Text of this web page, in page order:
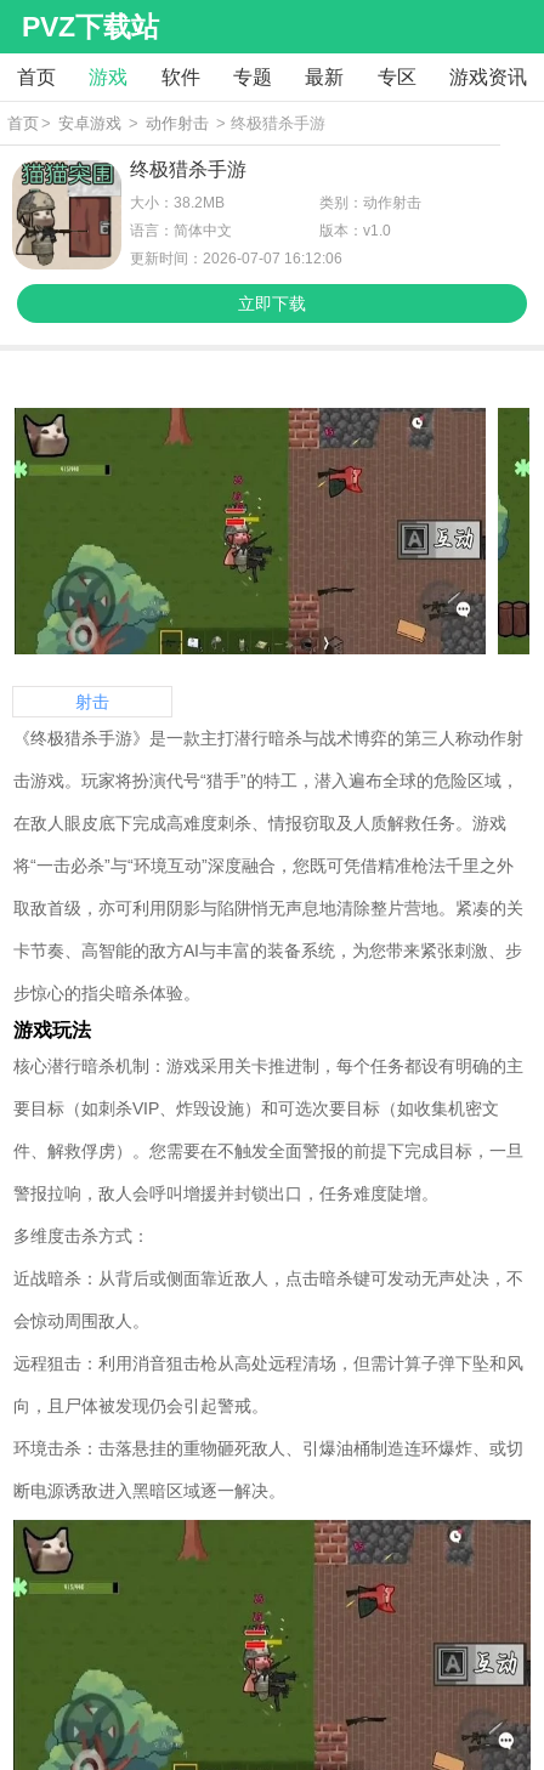
PVZ下载站
首页 游戏 软件 专题 最新 专区 游戏资讯
首页> 安卓游戏 > 动作射击 > 终极猎杀手游
终极猎杀手游
大小：38.2MB
类别：动作射击
语言：简体中文
版本：v1.0
更新时间：2026-07-07 16:12:06
立即下载
射击
《终极猎杀手游》是一款主打潜行暗杀与战术博弈的第三人称动作射
击游戏。玩家将扮演代号“猎手”的特工，潜入遍布全球的危险区域，
在敌人眼皮底下完成高难度刺杀、情报窃取及人质解救任务。游戏
将“一击必杀”与“环境互动”深度融合，您既可凭借精准枪法千里之外
取敌首级，亦可利用阴影与陷阱悄无声息地清除整片营地。紧凑的关
卡节奏、高智能的敌方AI与丰富的装备系统，为您带来紧张刺激、步
步惊心的指尖暗杀体验。
游戏玩法
核心潜行暗杀机制：游戏采用关卡推进制，每个任务都设有明确的主
要目标（如刺杀VIP、炸毁设施）和可选次要目标（如收集机密文
件、解救俘虏）。您需要在不触发全面警报的前提下完成目标，一旦
警报拉响，敌人会呼叫增援并封锁出口，任务难度陡增。
多维度击杀方式：
近战暗杀：从背后或侧面靠近敌人，点击暗杀键可发动无声处决，不
会惊动周围敌人。
远程狙击：利用消音狙击枪从高处远程清场，但需计算子弹下坠和风
向，且尸体被发现仍会引起警戒。
环境击杀：击落悬挂的重物砸死敌人、引爆油桶制造连环爆炸、或切
断电源诱敌进入黑暗区域逐一解决。